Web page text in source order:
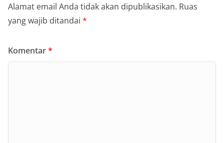
Alamat email Anda tidak akan dipublikasikan. Ruas
yang wajib ditandai *
Komentar*